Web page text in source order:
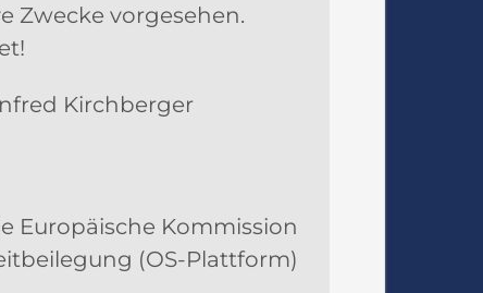
Zwecke vorgesehen.
Kirchberger
Europäische Kommission
(OS-Plattform)